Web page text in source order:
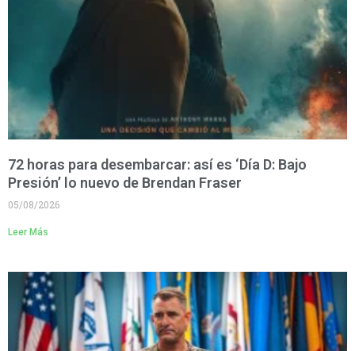
72 horas para desembarcar: así es ‘Día D: Bajo
Presión’ lo nuevo de Brendan Fraser
05/08/2026
Leer Más